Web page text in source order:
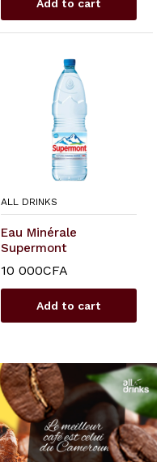
Add to cart
ALL DRINKS
Eau Minérale
Supermont
10 000CFA
Add to cart